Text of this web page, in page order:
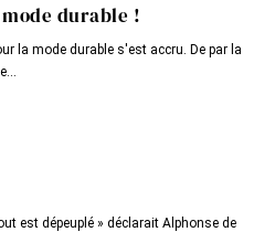
durable !
la mode durable s'est accru. De par la
est dépeuplé » déclarait Alphonse de